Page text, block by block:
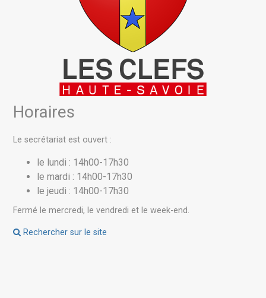
Horaires
Le secrétariat est ouvert :
le lundi : 14h00-17h30
le mardi : 14h00-17h30
le jeudi : 14h00-17h30
Fermé le mercredi, le vendredi et le week-end.
Rechercher sur le site